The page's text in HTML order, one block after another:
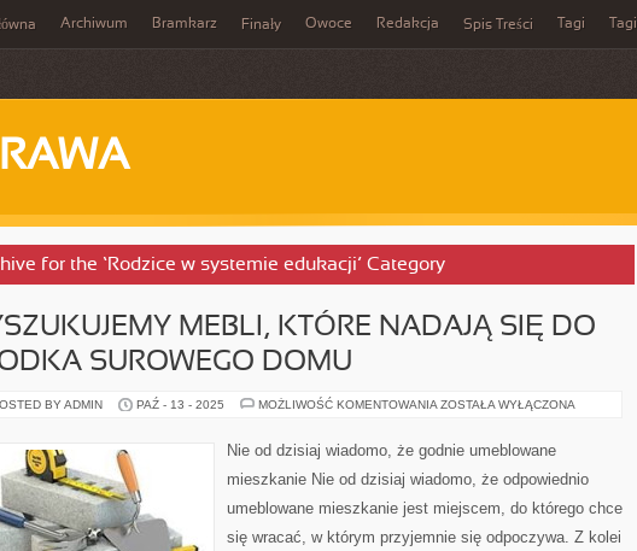
Archiwum Bramkarz Finały Owoce Redakcja Spis Treści Tagi Tagi
for the ‘Rodzice w systemie edukacji’ Category
MEBLI, KTÓRE NADAJĄ SIĘ DO
SUROWEGO DOMU
BY ADMIN PAŹ - 13 - 2025 MOŻLIWOŚĆ KOMENTOWANIA WYSZUKUJEMY
NADAJĄ
SIĘ
ŚRODKA
DOMU
ZOSTAŁA WYŁĄCZONA
Nie od dzisiaj wiadomo, że godnie umeblowane
mieszkanie Nie od dzisiaj wiadomo, że odpowiednio
umeblowane mieszkanie jest miejscem, do którego chce
się wracać, w którym przyjemnie się odpoczywa. Z kolei